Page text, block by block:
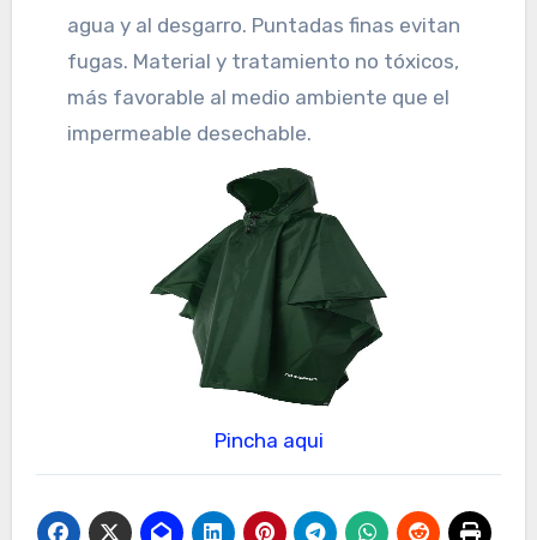
agua y al desgarro. Puntadas finas evitan
fugas. Material y tratamiento no tóxicos,
más favorable al medio ambiente que el
impermeable desechable.
Pincha aqui